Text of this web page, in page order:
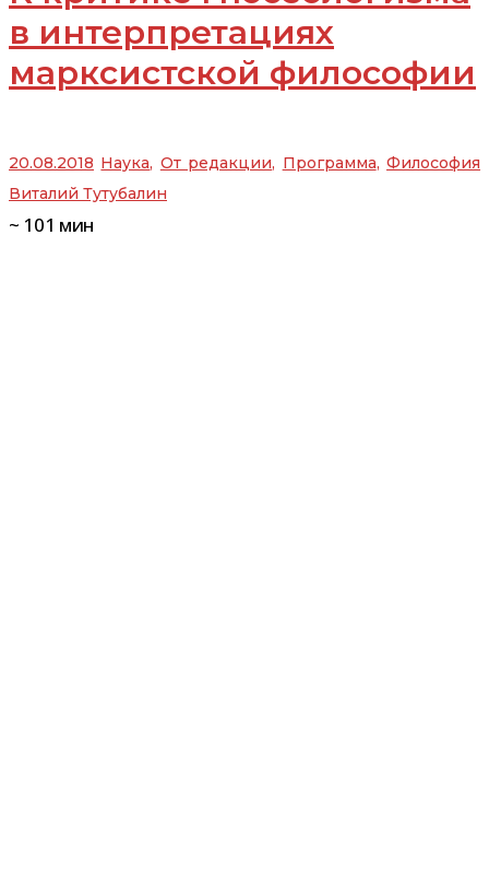
в интерпретациях
марксистской философии
20.08.2018 Наука, От редакции, Программа,Философия
Виталий Тутубалин
~ 101 мин